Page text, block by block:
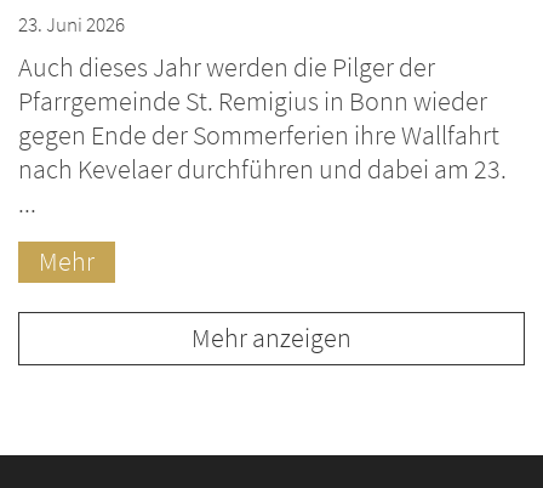
23. Juni 2026
Auch dieses Jahr werden die Pilger der
Pfarrgemeinde St. Remigius in Bonn wieder
gegen Ende der Sommerferien ihre Wallfahrt
nach Kevelaer durchführen und dabei am 23.
...
Mehr
Mehr anzeigen